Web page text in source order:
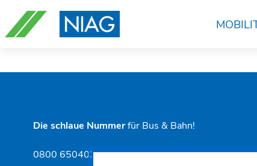
überspringen
Die schlaue Nummerfür Bus & Bahn!
0800 6504030